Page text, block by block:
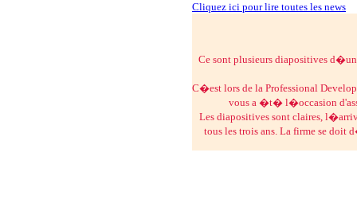
Cliquez ici pour lire toutes les news
Ce sont plusieurs diapositives
C�est lors de la Professional
vous a �t� l�occasion
Les diapositives sont claires,
tous les trois ans. La firme se doit